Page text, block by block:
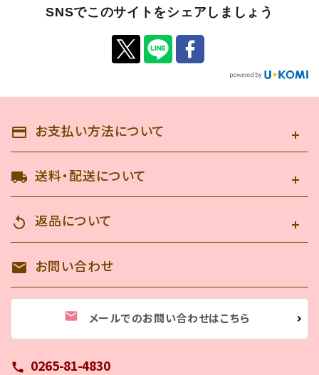
SNSでこのサイトをシェアしましょう
payment お支払い方法について
local_shipping 送料・配送について
replay 返品について
mail お問い合わせ
mail メールでのお問い合わせはこちら
call 0265-81-4830